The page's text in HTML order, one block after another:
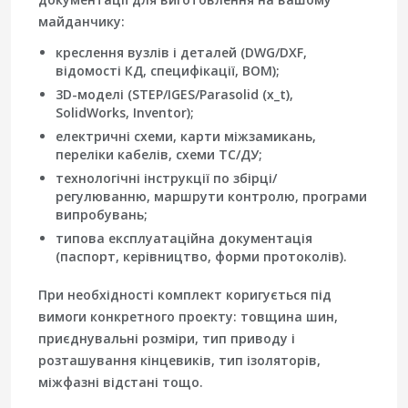
майданчику:
креслення вузлів і деталей (DWG/DXF,
відомості КД, специфікації, BOM);
3D-моделі (STEP/IGES/Parasolid (x_t),
SolidWorks, Inventor);
електричні схеми, карти міжзамикань,
переліки кабелів, схеми ТС/ДУ;
технологічні інструкції по збірці/
регулюванню, маршрути контролю, програми
випробувань;
типова експлуатаційна документація
(паспорт, керівництво, форми протоколів).
При необхідності комплект коригується під
вимоги конкретного проекту: товщина шин,
приєднувальні розміри, тип приводу і
розташування кінцевиків, тип ізоляторів,
міжфазні відстані тощо.